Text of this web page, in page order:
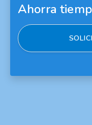
Ahorra